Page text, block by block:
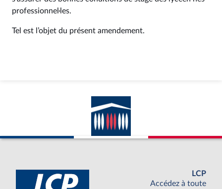
professionnel·les.
Tel est l’objet du présent amendement.
LCP
Accédez à toute